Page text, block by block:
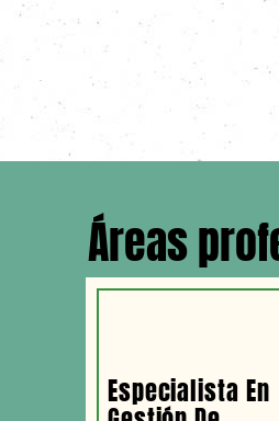
Áreas
Especialista En